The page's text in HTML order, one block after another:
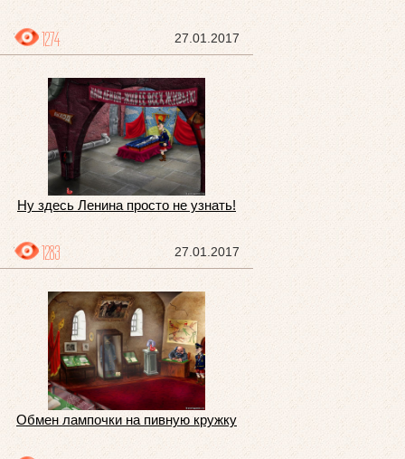
27.01.2017
1274
Ну здесь Ленина просто не узнать!
27.01.2017
1283
Обмен лампочки на пивную кружку